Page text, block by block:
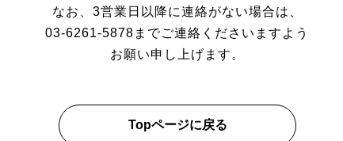
なお、3営業日以降に連絡がない場合は、
03-6261-5878までご連絡くださいますよう
お願い申し上げます。
Topページに戻る